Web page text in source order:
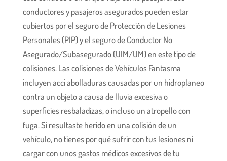
conductores y pasajeros asegurados pueden estar
cubiertos por el seguro de Protección de Lesiones
Personales (PIP) y el seguro de Conductor No
Asegurado/Subasegurado (UIM/UM) en este tipo de
colisiones. Las colisiones de Vehículos Fantasma
incluyen acciabolladuras causadas por un hidroplaneo
contra un objeto a causa de lluvia excesiva o
superficies resbaladizas, o incluso un atropello con
fuga. Si resultaste herido en una colisión de un
vehículo, no tienes por qué sufrir con tus lesiones ni
cargar con unos gastos médicos excesivos de tu